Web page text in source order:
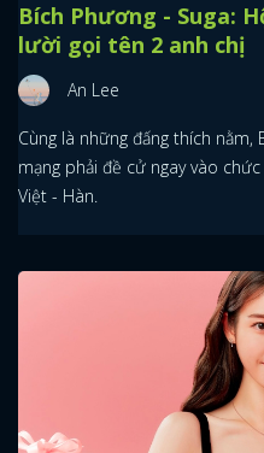
Bích Phương - Suga:
lười gọi tên 2 anh chị
An Lee
Cùng là những đấng thích nằm,
mạng phải đề cử ngay vào
Việt - Hàn.